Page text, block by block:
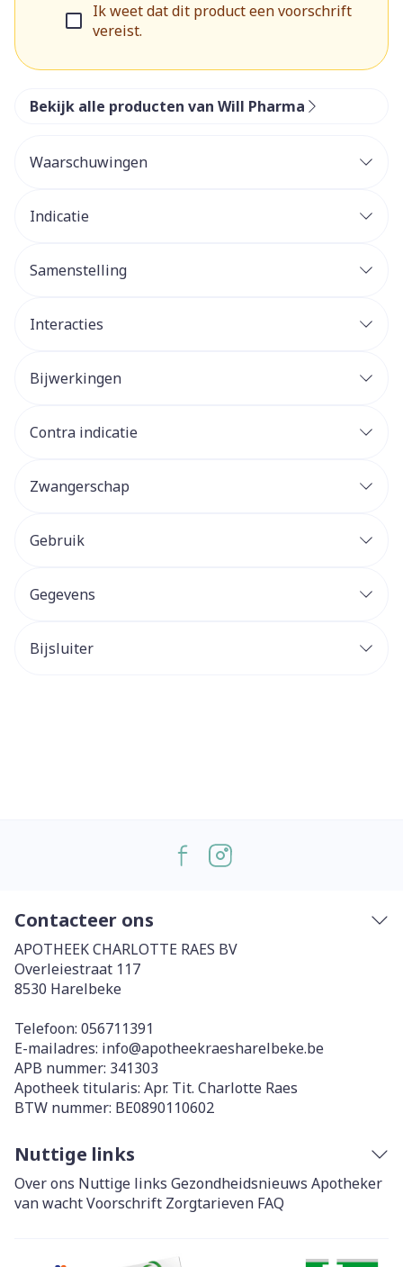
Ik weet dat dit product een voorschrift
vereist.
Bekijk alle producten van Will Pharma
Waarschuwingen
Indicatie
Samenstelling
Interacties
Bijwerkingen
Contra indicatie
Zwangerschap
Gebruik
Gegevens
Bijsluiter
Contacteer ons
APOTHEEK CHARLOTTE RAES BV
Overleiestraat 117
8530 Harelbeke
Telefoon: 056711391
E-mailadres: info@apotheekraesharelbeke.be
APB nummer: 341303
Apotheek titularis: Apr. Tit. Charlotte Raes
BTW nummer: BE0890110602
Nuttige links
Over ons Nuttige links Gezondheidsnieuws Apotheker
van wachtVoorschrift Zorgtarieven FAQ